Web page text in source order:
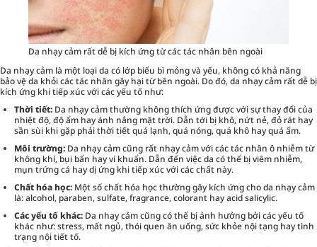
Da nhạy cảm rất dễ bị kích ứng từ các tác nhân bên ngoài
Da nhạy cảm là một loại da có lớp biểu bì mỏng và yếu, không có khả năng
bảo vệ da khỏi các tác nhân gây hại từ bên ngoài. Do đó, da nhạy cảm rất dễ bị
kích ứng khi tiếp xúc với các yếu tố như:
Thời tiết: Da nhạy cảm thường không thích ứng được với sự thay đổi của
nhiệt độ, độ ẩm hay ánh nắng mặt trời. Dẫn tới bị khô, nứt nẻ, đỏ rát hay
sần sùi khi gặp phải thời tiết quá lạnh, quá nóng, quá khô hay quá ẩm.
Môi trường: Da nhạy cảm cũng rất nhạy cảm với các tác nhân ô nhiễm từ
không khí, bụi bẩn hay vi khuẩn. Dẫn đến việc da có thể bị viêm nhiễm,
mụn trứng cá hay dị ứng khi tiếp xúc với các chất này.
Chất hóa học: Một số chất hóa học thường gây kích ứng cho da nhạy cảm
là: alcohol, paraben, sulfate, fragrance, colorant hay acid salicylic.
Các yếu tố khác: Da nhạy cảm cũng có thể bị ảnh hưởng bởi các yếu tố
khác như: stress, mất ngủ, thói quen ăn uống, sức khỏe nội tạng hay tình
trạng nội tiết tố.